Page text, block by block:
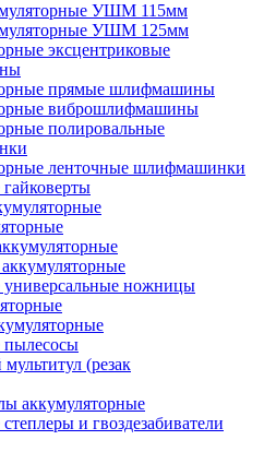
УШМ 115мм
УШМ 125мм
эксцентриковые
прямые шлифмашины
виброшлифмашины
полировальные
ленточные шлифмашинки
универсальные ножницы
пылесосы
(резак
аккумуляторные
и гвоздезабиватели